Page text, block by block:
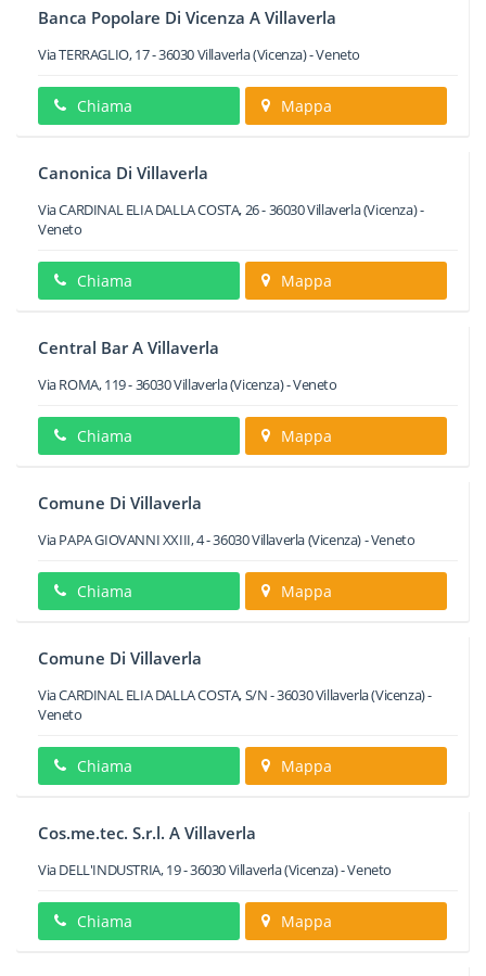
Banca Popolare Di Vicenza A Villaverla
Via TERRAGLIO, 17-36030Villaverla(Vicenza) -Veneto
Chiama Mappa
Canonica Di Villaverla
Via CARDINAL ELIA DALLA COSTA, 26-36030Villaverla(Vicenza) -
Veneto
Chiama Mappa
Central Bar A Villaverla
Via ROMA, 119-36030Villaverla(Vicenza) -Veneto
Chiama Mappa
Comune Di Villaverla
Via PAPA GIOVANNI XXIII, 4-36030Villaverla(Vicenza) -Veneto
Chiama Mappa
Comune Di Villaverla
Via CARDINAL ELIA DALLA COSTA, S/N-36030Villaverla(Vicenza) -
Veneto
Chiama Mappa
Cos.me.tec. S.r.l. A Villaverla
Via DELL'INDUSTRIA, 19-36030Villaverla(Vicenza) -Veneto
Chiama Mappa